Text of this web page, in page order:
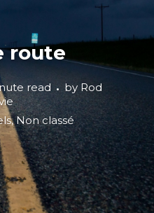
route
read by Rod
,Non classé